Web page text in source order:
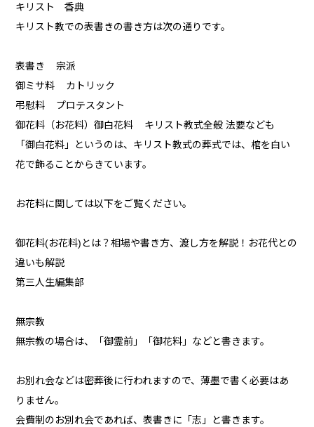
キリスト 香典
キリスト教での表書きの書き方は次の通りです。
表書き 宗派
御ミサ料 カトリック
弔慰料 プロテスタント
御花料（お花料）御白花料 キリスト教式全般 法要なども
「御白花料」というのは、キリスト教式の葬式では、棺を白い
花で飾ることからきています。
お花料に関しては以下をご覧ください。
御花料(お花料)とは？相場や書き方、渡し方を解説！お花代との
違いも解説
第三人生編集部
無宗教
無宗教の場合は、「御霊前」「御花料」などと書きます。
お別れ会などは密葬後に行われますので、薄墨で書く必要はあ
りません。
会費制のお別れ会であれば、表書きに「志」と書きます。